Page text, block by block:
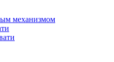
механизмом